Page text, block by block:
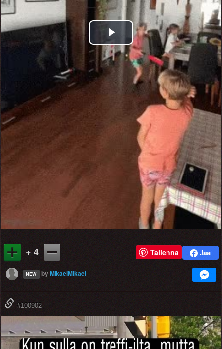
Play
Video
+ 4 Tallenna
NEW byMikaelMikael
#100902